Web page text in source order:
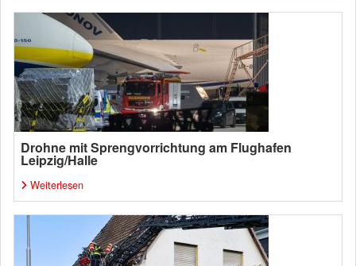
Drohne mit Sprengvorrichtung am Flughafen
Leipzig/Halle
Weiterlesen